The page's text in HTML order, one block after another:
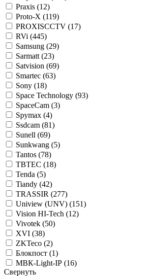
Praxis (12)
Proto-X (119)
PROXISCCTV (17)
RVi (445)
Samsung (29)
Sarmatt (23)
Satvision (69)
Smartec (63)
Sony (18)
Space Technology (93)
SpaceCam (3)
Spymax (4)
Ssdcam (81)
Sunell (69)
Sunkwang (5)
Tantos (78)
TBTEC (18)
Tenda (5)
Tiandy (42)
TRASSIR (277)
Uniview (UNV) (151)
Vision HI-Tech (12)
Vivotek (50)
XVI (38)
ZKTeco (2)
Блокпост (1)
МВК-Light-IP (16)
Свернуть